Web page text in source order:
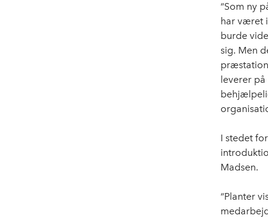
“Som ny
har været
burde
sig. Men
leverer
I stedet
Madsen.
“Planter